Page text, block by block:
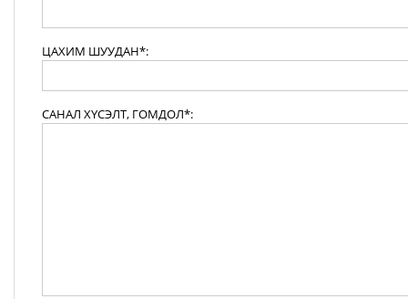
ЦАХИМ ШУУДАН*:
САНАЛ ХҮСЭЛТ, ГОМДОЛ*: